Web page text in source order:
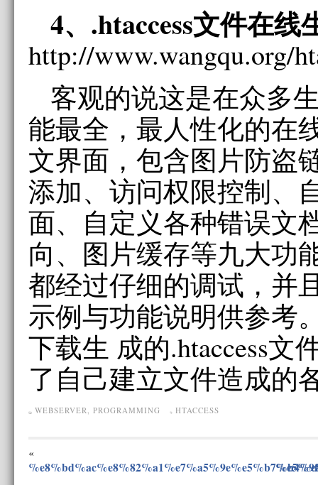
4、.htaccess文件在线
http://www.wangqu.org/
客观的说这是在众多
能最全，最人性化的在
文界面，包含图片防盗
添加、访问权限控制、
面、自定义各种错误文
向、图片缓存等九大功
都经过仔细的调试，并
示例与功能说明供参考
下载生 成的.htaccess文
了自己建立文件造成的
WEBSERVER, PROGRAMMING HTACCESS
«